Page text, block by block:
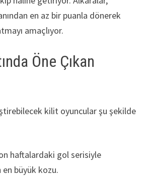
en az bir puanla dönerek
amaçlıyor.
Öne Çıkan
kilit oyuncular şu şekilde
haftalardaki gol serisiyle
en büyük kozu.